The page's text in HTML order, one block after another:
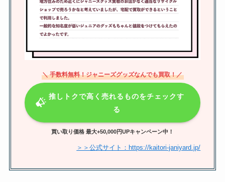
でいつまで配信？ジャニーズコン
ジャニーズライブの入場時間はい
つわかる？メールこない？何時間
トラビスジャパンのリーダーは宮
順も紹介
＼ 手数料無料！ジャニーズグッズなんでも買取！／
推しトクで高く売れるものをチェックす
る
買い取り価格 最大+50,000円UPキャンペーン中！
＞＞公式サイト：https://kaitori-janiyard.jp/